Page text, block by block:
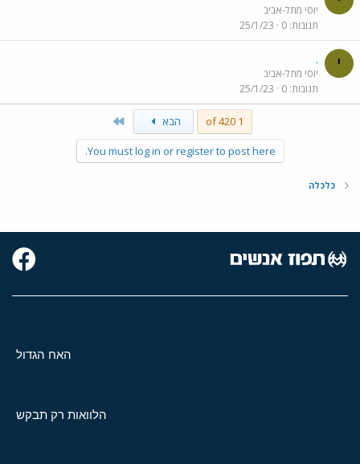
יוסי מתל-אביב
תגובות 0
25/1/23
י .
יוסי מתל-אביב
תגובות 0
25/1/23
1 of 420 הבא
You must log in or register to post here.
כלכלה
האח הגדול
הלוואות רק תבקש